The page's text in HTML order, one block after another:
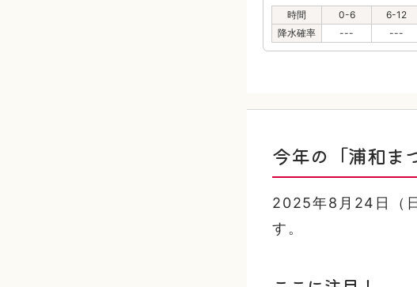
時間 0-6 6-12
降水確率
--- ---
今年の「浦和ま
2025年8月24日（
す。